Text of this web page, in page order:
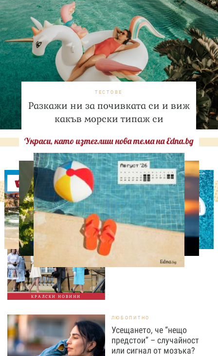
ТЕСТОВЕ
Разкажи ни за почивката си и виж
какъв морски типаж си
Украси, като изтеглиш нова тема на Edna.bg
Оферти
КРАЛСКИ НОВИНИ
СВОБОДНО ВРЕМЕ
Ново бебе в кралското
семейство
ЛЮБОПИТНО
Усещането, че “нещо
предстои” – случайност
или сигнал от мозъка?